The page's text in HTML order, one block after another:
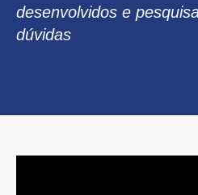
desenvolvidos e
dúvidas